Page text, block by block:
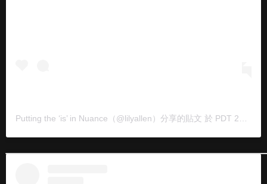
Putting the ‘is’ in Nuance （@lilyallen）分享的貼文 於 PDT 2020 年 9月 月 9 日 上午 10:04